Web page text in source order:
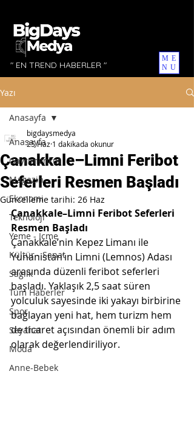
ME
NU
" EN TREND HABERLER "
Yazı
Anasayfa
Gayrimenkul
Magazin
Ekonomi
Teknoloji
Yeme - İçme
Kültür - Sanat
Sağlık
Tüm Haberler
Spor
Seyahat
Moda
Anne-Bebek
Anasayfa
Çanakkale–Limni Feribot
Seferleri Resmen Başladı
bigdaysmedya
25 Haz 1 dakikada okunur
Güncelleme tarihi: 26 Haz
Çanakkale–Limni Feribot Seferleri
Resmen Başladı
Çanakkale’nin Kepez Limanı ile
Yunanistan’ın Limni (Lemnos) Adası
arasında düzenli feribot seferleri
başladı. Yaklaşık 2,5 saat süren
yolculuk sayesinde iki yakayı birbirine
bağlayan yeni hat, hem turizm hem
de ticaret açısından önemli bir adım
olarak değerlendiriliyor.